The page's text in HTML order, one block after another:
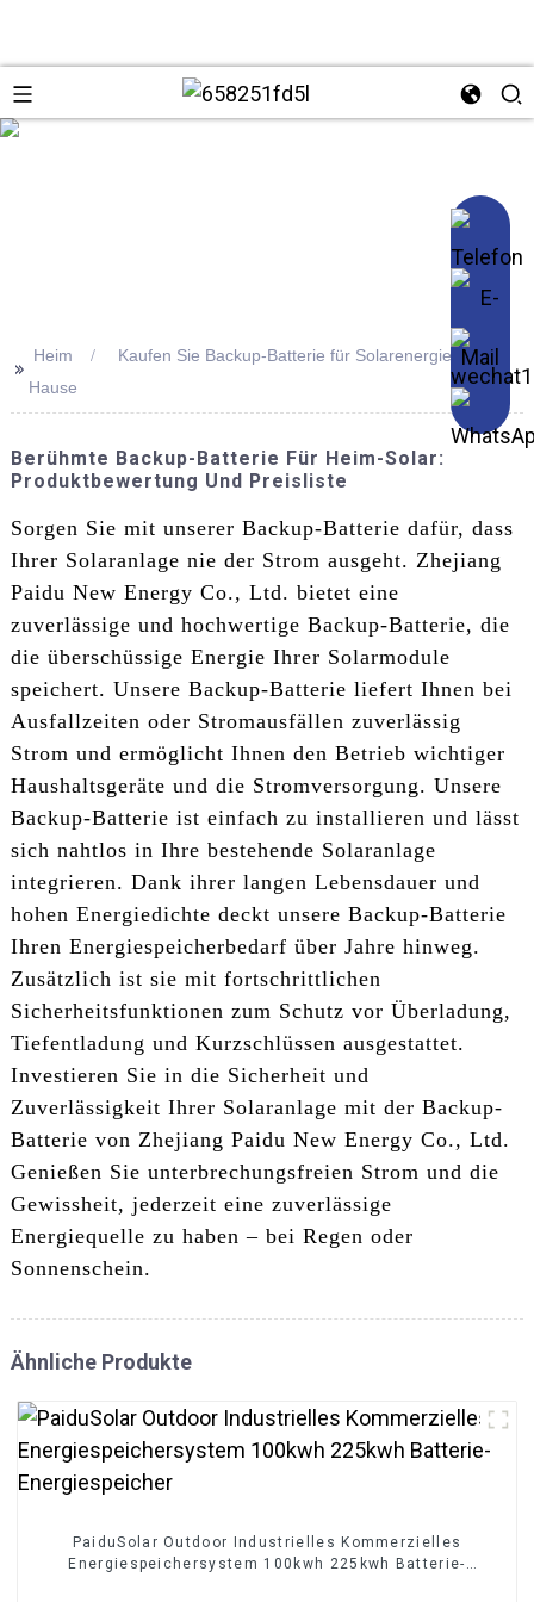
>>
Heim
Kaufen Sie Backup-Batterie für Solarenergie zu
Hause
Berühmte Backup-Batterie Für Heim-Solar:
Produktbewertung Und Preisliste
Sorgen Sie mit unserer Backup-Batterie dafür, dass
Ihrer Solaranlage nie der Strom ausgeht. Zhejiang
Paidu New Energy Co., Ltd. bietet eine
zuverlässige und hochwertige Backup-Batterie, die
die überschüssige Energie Ihrer Solarmodule
speichert. Unsere Backup-Batterie liefert Ihnen bei
Ausfallzeiten oder Stromausfällen zuverlässig
Strom und ermöglicht Ihnen den Betrieb wichtiger
Haushaltsgeräte und die Stromversorgung. Unsere
Backup-Batterie ist einfach zu installieren und lässt
sich nahtlos in Ihre bestehende Solaranlage
integrieren. Dank ihrer langen Lebensdauer und
hohen Energiedichte deckt unsere Backup-Batterie
Ihren Energiespeicherbedarf über Jahre hinweg.
Zusätzlich ist sie mit fortschrittlichen
Sicherheitsfunktionen zum Schutz vor Überladung,
Tiefentladung und Kurzschlüssen ausgestattet.
Investieren Sie in die Sicherheit und
Zuverlässigkeit Ihrer Solaranlage mit der Backup-
Batterie von Zhejiang Paidu New Energy Co., Ltd.
Genießen Sie unterbrechungsfreien Strom und die
Gewissheit, jederzeit eine zuverlässige
Energiequelle zu haben – bei Regen oder
Sonnenschein.
Ähnliche Produkte
PaiduSolar Outdoor Industrielles Kommerzielles
Energiespeichersystem 100kwh 225kwh Batterie-